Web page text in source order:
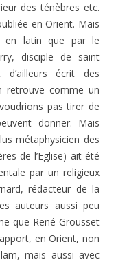
des ténèbres etc.
en Orient. Mais
en latin que par le
disciple de saint
écrit des
retrouve comme un
pas tirer de
donner. Mais
métaphysicien des
de l’Eglise) ait été
par un religieux
rédacteur de la
au­teurs aussi peu
que René Grousset
en Orient, non
mais aussi avec